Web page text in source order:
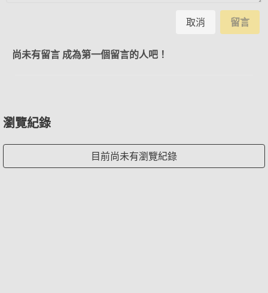
取消 留言
尚未有留言 成為第一個留言的人吧！
瀏覽紀錄
目前尚未有瀏覽紀錄